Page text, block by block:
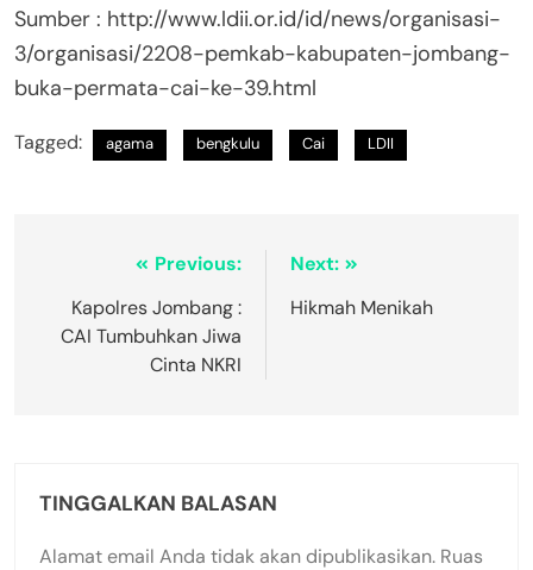
Sumber : http://www.ldii.or.id/id/news/organisasi-
3/organisasi/2208-pemkab-kabupaten-jombang-
buka-permata-cai-ke-39.html
Tagged: agama bengkulu Cai LDII
Previous:
Kapolres Jombang :
CAI Tumbuhkan Jiwa
Cinta NKRI
Next:
Hikmah Menikah
TINGGALKAN BALASAN
Alamat email Anda tidak akan dipublikasikan. Ruas